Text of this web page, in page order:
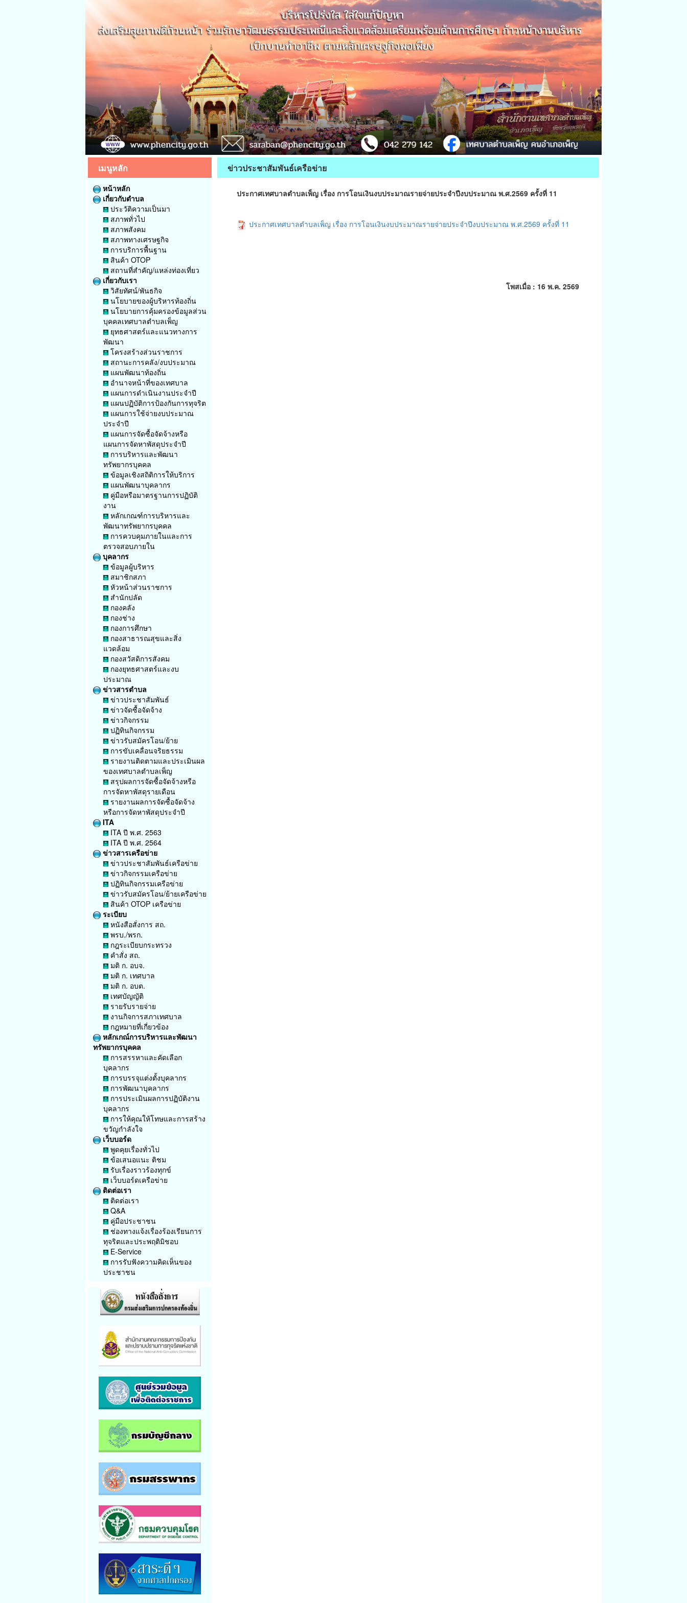
เมนูหลัก
หน้าหลัก
เกี่ยวกับตำบล
ประวัติความเป็นมา
สภาพทั่วไป
สภาพสังคม
สภาพทางเศรษฐกิจ
การบริการพื้นฐาน
สินค้า OTOP
สถานที่สำคัญ/แหล่งท่องเที่ยว
เกี่ยวกับเรา
วิสัยทัศน์/พันธกิจ
นโยบายของผู้บริหารท้องถิ่น
นโยบายการคุ้มครองข้อมูลส่วน
บุคคลเทศบาลตำบลเพ็ญ
ยุทธศาสตร์และแนวทางการ
พัฒนา
โครงสร้างส่วนราชการ
สถานะการคลัง/งบประมาณ
แผนพัฒนาท้องถิ่น
อำนาจหน้าที่ของเทศบาล
แผนการดำเนินงานประจำปี
แผนปฏิบัติการป้องกันการทุจริต
แผนการใช้จ่ายงบประมาณ
ประจำปี
แผนการจัดซื้อจัดจ้างหรือ
แผนการจัดหาพัสดุประจำปี
การบริหารและพัฒนา
ทรัพยากรบุคคล
ข้อมูลเชิงสถิติการให้บริการ
แผนพัฒนาบุคลากร
คู่มือหรือมาตรฐานการปฏิบัติ
งาน
หลักเกณฑ์การบริหารและ
พัฒนาทรัพยากรบุคคล
การควบคุมภายในและการ
ตรวจสอบภายใน
บุคลากร
ข้อมูลผู้บริหาร
สมาชิกสภา
หัวหน้าส่วนราชการ
สำนักปลัด
กองคลัง
กองช่าง
กองการศึกษา
กองสาธารณสุขและสิ่ง
แวดล้อม
กองสวัสดิการสังคม
กองยุทธศาสตร์และงบ
ประมาณ
ข่าวสารตำบล
ข่าวประชาสัมพันธ์
ข่าวจัดซื้อจัดจ้าง
ข่าวกิจกรรม
ปฏิทินกิจกรรม
ข่าวรับสมัครโอน/ย้าย
การขับเคลื่อนจริยธรรม
รายงานติดตามและประเมินผล
ของเทศบาลตำบลเพ็ญ
สรุปผลการจัดซื้อจัดจ้างหรือ
การจัดหาพัสดุรายเดือน
รายงานผลการจัดซื้อจัดจ้าง
หรือการจัดหาพัสดุประจำปี
ITA
ITA ปี พ.ศ. 2563
ITA ปี พ.ศ. 2564
ข่าวสารเครือข่าย
ข่าวประชาสัมพันธ์เครือข่าย
ข่าวกิจกรรมเครือข่าย
ปฏิทินกิจกรรมเครือข่าย
ข่าวรับสมัครโอน/ย้ายเครือข่าย
สินค้า OTOP เครือข่าย
ระเบียบ
หนังสือสั่งการ สถ.
พรบ./พรก.
กฎระเบียบกระทรวง
คำสั่ง สถ.
มติ ก. อบจ.
มติ ก. เทศบาล
มติ ก. อบต.
เทศบัญญัติ
รายรับรายจ่าย
งานกิจการสภาเทศบาล
กฎหมายที่เกี่ยวข้อง
หลักเกณ์การบริหารและพัฒนา
ทรัพยากรบุคคล
การสรรหาและคัดเลือก
บุคลากร
การบรรจุแต่งตั้งบุคลากร
การพัฒนาบุคลากร
การประเมินผลการปฏิบัติงาน
บุคลากร
การให้คุณให้โทษและการสร้าง
ขวัญกำลังใจ
เว็บบอร์ด
พูดคุยเรื่องทั่วไป
ข้อเสนอแนะ ติชม
รับเรื่องราวร้องทุกข์
เว็บบอร์ดเครือข่าย
ติดต่อเรา
ติดต่อเรา
Q&A
คู่มือประชาชน
ช่องทางแจ้งเรื่องร้องเรียนการ
ทุจริตและประพฤติมิชอบ
E-Service
การรับฟังความคิดเห็นของ
ประชาชน
ข่าวประชาสัมพันธ์เครือข่าย
ประกาศเทศบาลตำบลเพ็ญ เรื่อง การโอนเงินงบประมาณรายจ่ายประจำปีงบประมาณ พ.ศ.2569 ครั้งที่ 11
ประกาศเทศบาลตำบลเพ็ญ เรื่อง การโอนเงินงบประมาณรายจ่ายประจำปีงบประมาณ พ.ศ.2569 ครั้งที่ 11
โพสเมื่อ : 16 พ.ค. 2569